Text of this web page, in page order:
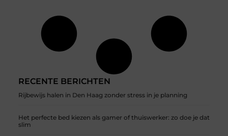
RECENTE BERICHTEN
Rijbewijs halen in Den Haag zonder stress in je planning
Het perfecte bed kiezen als gamer of thuiswerker: zo doe je dat
slim